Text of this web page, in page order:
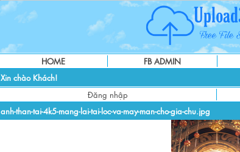
HOME FB ADMIN
Xin chào Khách!
Đăng nhập
anh-than-tai-4k5-mang-lai-tai-loc-va-may-man-cho-gia-chu.jpg